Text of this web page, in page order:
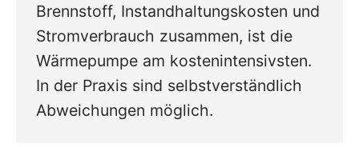
Brennstoff, Instandhaltungskosten und
Stromverbrauch zusammen, ist die
Wärmepumpe am kostenintensivsten.
In der Praxis sind selbstverständlich
Abweichungen möglich.